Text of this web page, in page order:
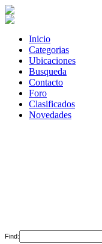
Inicio
Categorias
Ubicaciones
Busqueda
Contacto
Foro
Clasificados
Novedades
Find: